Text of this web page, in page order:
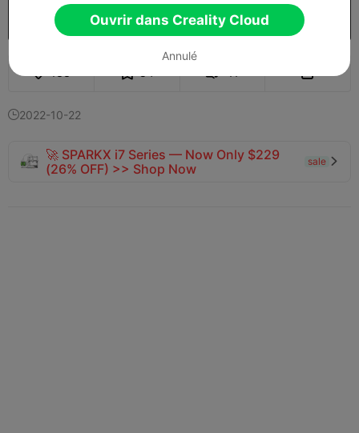
Acheter
2022-10-22
🚀 SPARKX i7 Series — Now Only $229
(26% OFF) >> Shop Now
sale 
Ouvrir dans Creality Cloud
Annulé